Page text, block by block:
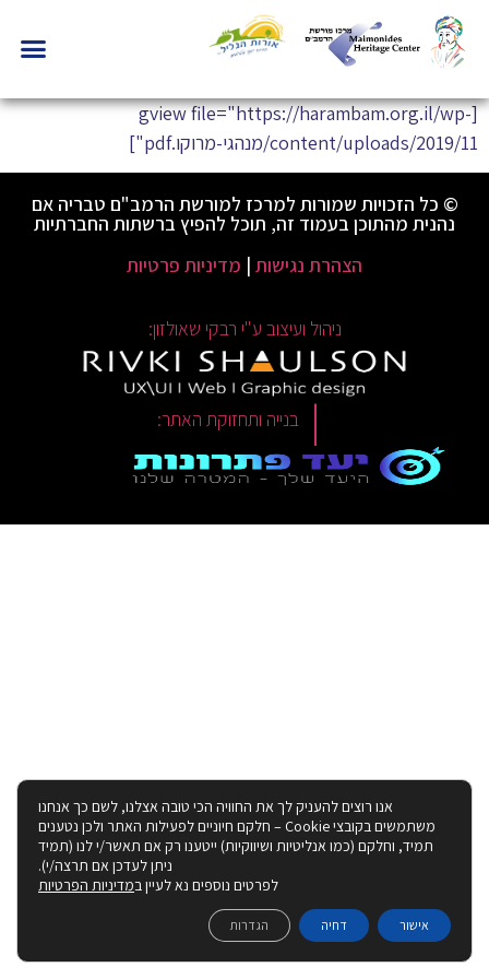
[gview file="https://harambam.org.il/wp-
content/uploads/2019/11/מנהגי-מרוקו.pdf"]
© כל הזכויות שמורות למרכז למורשת הרמב"ם טבריה אם
נהנית מהתוכן בעמוד זה, תוכל להפיץ ברשתות החברתיות
הצהרת נגישות | מדיניות פרטיות
ניהול ועיצוב ע"י רבקי שאולזון:
| בנייה ותחזוקת האתר:
אנו רוצים להעניק לך את החוויה הכי טובה אצלנו, לשם כך אנחנו
משתמשים בקובצי Cookie – חלקם חיוניים לפעילות האתר ולכן נטענים
תמיד, וחלקם (כמו אנליטיות ושיווקיות) ייטענו רק אם תאשר/י לנו (תמיד
ניתן לעדכן אם תרצה/י).
לפרטים נוספים נא לעיין במדיניות הפרטיות
אישור דחיה הגדרות